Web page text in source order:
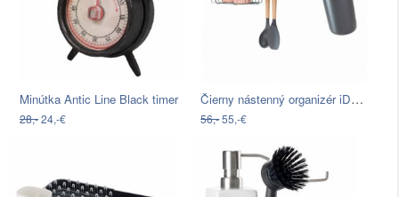
Minútka Antic Line Black timer
28,-24,-€
Čierny nástenný organizér iDesign Austin
56,-55,-€